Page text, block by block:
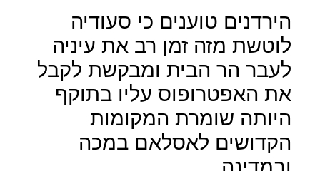
הירדנים טוענים כי סעודיה
לוטשת מזה זמן רב את עיניה
לעבר הר הבית ומבקשת לקבל
את האפטרופוס עליו בתוקף
היותה שומרת המקומות
הקדושים לאסלאם במכה